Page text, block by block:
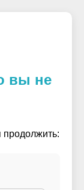
вы не